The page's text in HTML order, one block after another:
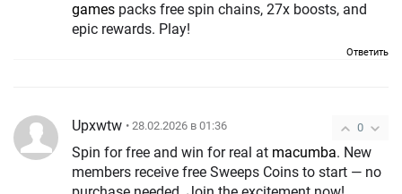
games packs free spin chains, 27x boosts, and
epic rewards. Play!
Ответить
0
Upxwtw • 28.02.2026 в 01:36
Spin for free and win for real at macumba. New
members receive free Sweeps Coins to start — no